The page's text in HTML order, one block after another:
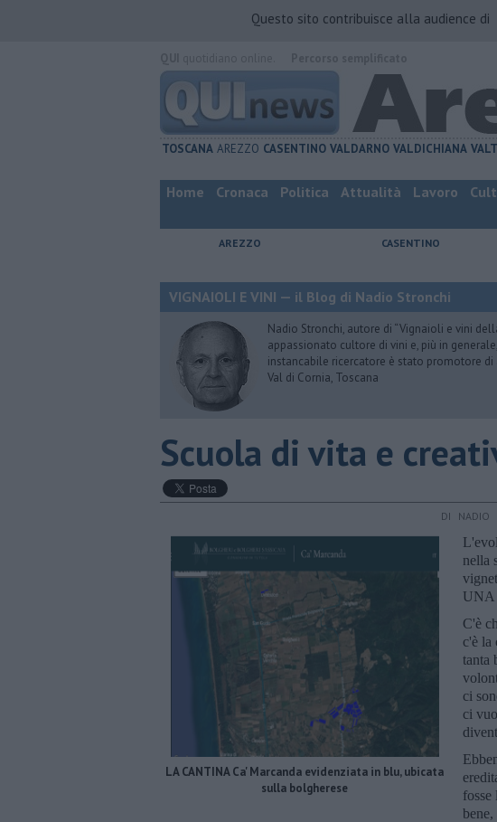
Questo sito contribuisce alla audience di
TOSCANA AREZZO CASENTINO VALDARNO VALDICHIANA
Home Cronaca Politica Attualità Lavoro
AREZZO CASENTINO
VIGNAIOLI E VINI — il Blog di Nadio Stronchi
Nadio Stronchi, autore di “Vignaioli e vini
appassionato cultore di vini e, più in
instancabile ricercatore è stato promotore
Val di Cornia, Toscana
Scuola di vita e
DI NADIO
LA CANTINA Ca' Marcanda evidenziata in blu, ubicata
sulla bolgherese
nella
UNA
C'è
c'è la
tanta
ci
ci
fosse